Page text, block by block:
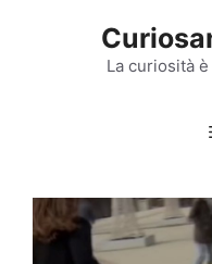
La curiosità